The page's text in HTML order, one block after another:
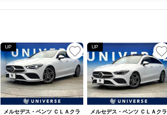
UP
メルセデス・ベンツ ＣＬＡクラ
UP
メルセデス・ベンツ ＣＬＡクラ